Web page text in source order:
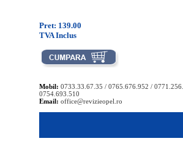
Pret: 139.00
TVA Inclus
Mobil: 0733.33.67.35 / 0765.676.952 /
0754.693.510
Email: office@revizieopel.ro